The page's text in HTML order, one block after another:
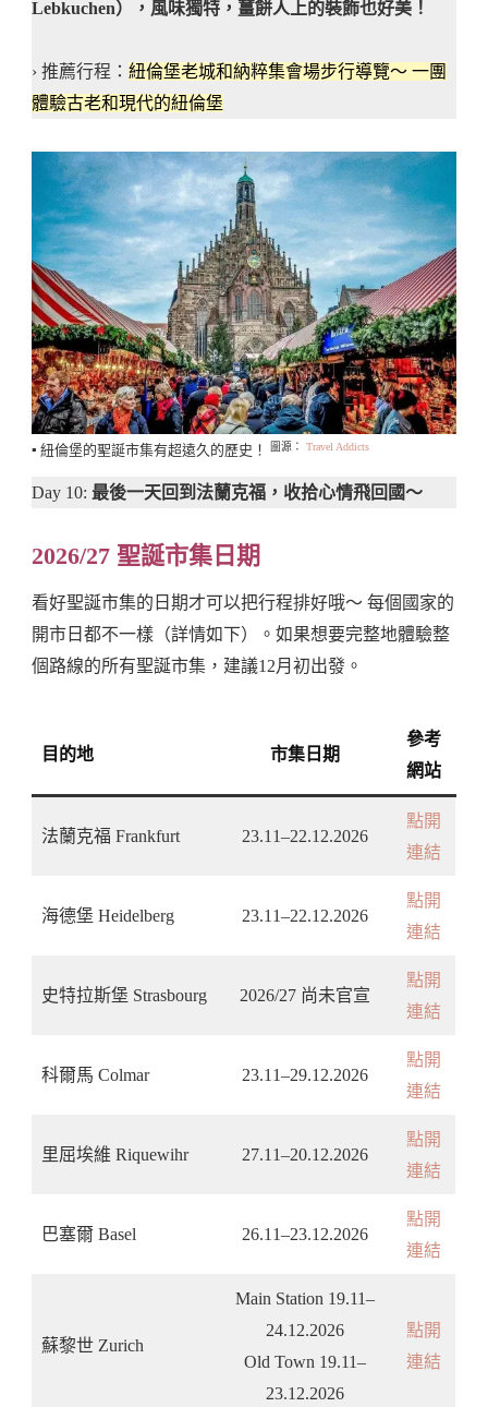
Lebkuchen），風味獨特，薑餅人上的裝飾也好美！
› 推薦行程： 紐倫堡老城和納粹集會場步行導覽～ 一團
體驗古老和現代的紐倫堡
▪️ 紐倫堡的聖誕市集有超遠久的歷史！ 圖源： Travel Addicts
Day 10: 最後一天回到法蘭克福，收拾心情飛回國～
2026/27 聖誕市集日期
看好聖誕市集的日期才可以把行程排好哦～ 每個國家的
開市日都不一樣（詳情如下）。如果想要完整地體驗整
個路線的所有聖誕市集，建議12月初出發。
目的地 市集日期
參考
網站
法蘭克福 Frankfurt 23.11–22.12.2026
點開
連結
海德堡 Heidelberg 23.11–22.12.2026
點開
連結
史特拉斯堡 Strasbourg 2026/27 尚未官宣
點開
連結
科爾馬 Colmar 23.11–29.12.2026
點開
連結
里屈埃維 Riquewihr 27.11–20.12.2026
點開
連結
巴塞爾 Basel 26.11–23.12.2026
點開
連結
蘇黎世 Zurich
Main Station 19.11–
24.12.2026
Old Town 19.11–
23.12.2026
點開
連結